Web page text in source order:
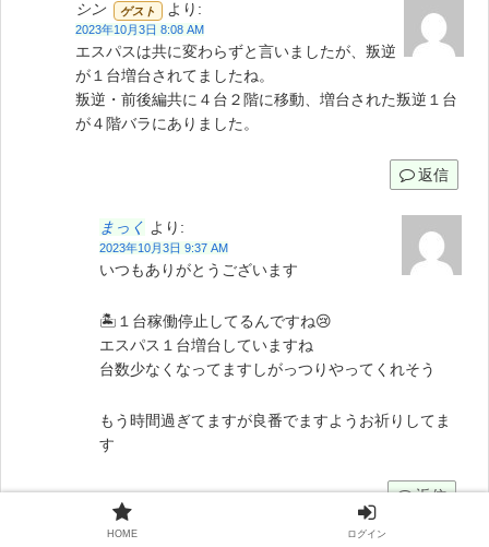
シン ゲスト より:
2023年10月3日 8:08 AM
エスパスは共に変わらずと言いましたが、叛逆
が１台増台されてましたね。
叛逆・前後編共に４台２階に移動、増台された叛逆１台
が４階バラにありました。
返信
まっく より:
2023年10月3日 9:37 AM
いつもありがとうございます
🏝１台稼働停止してるんですね😢
エスパス１台増台していますね
台数少なくなってますしがっつりやってくれそう
もう時間過ぎてますが良番でますようお祈りしてま
す
返信
HOME ログイン